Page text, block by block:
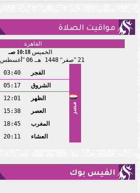
مواقيت الصلاة
الخميس10:18 صـ
21
صفر 1448 هـ 06 أغسطس
مصر
الفجر
03:40
الشروق
05:17
الظهر
12:01
العصر
15:38
المغرب
18:45
العشاء
20:11
الفيس بوك